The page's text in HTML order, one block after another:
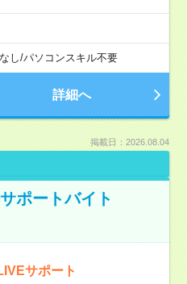
し/パソコンスキル不要
詳細へ
掲載日：2026.08.04
ポートバイト
サポート